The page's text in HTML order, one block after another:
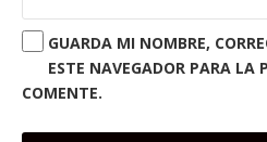
GUARDA MI NOMBRE,
ESTE NAVEGADOR PARA LA
COMENTE.